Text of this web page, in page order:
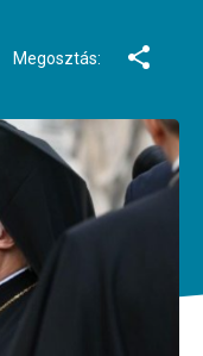
Megosztás: